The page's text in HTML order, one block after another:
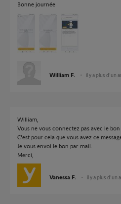
Bonne journée
William F. il y a plus d'un
William,
Vous ne vous connectez pas avec le
C'est pour cela que vous avez ce
Je vous envoi le bon par mail.
Merci,
Vanessa F. il y a plus d'un